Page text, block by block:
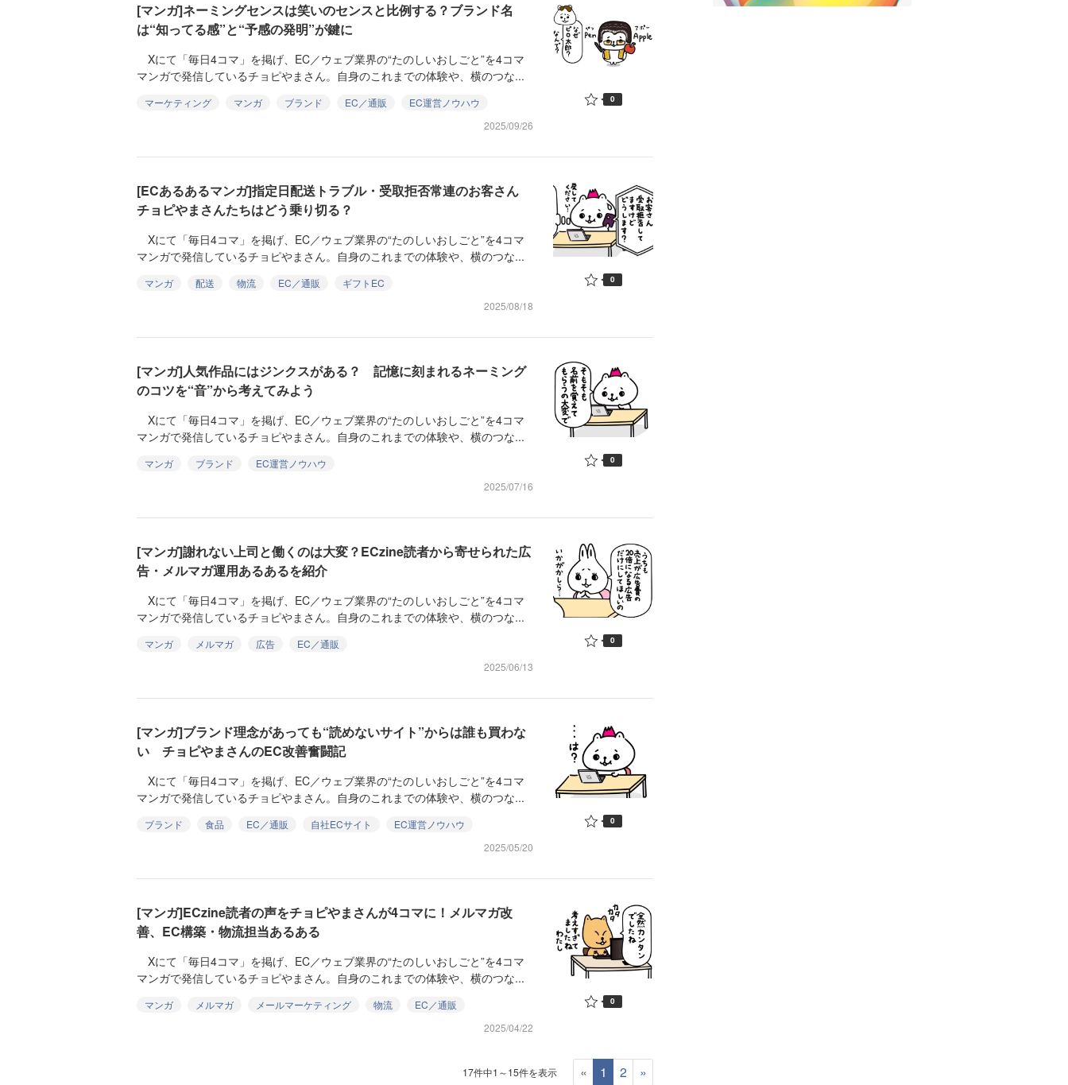
[マンガ]ネーミングセンスは笑いのセンスと比例する？ブランド名
は“知ってる感”と“予感の発明”が鍵に
Xにて「毎日4コマ」を掲げ、EC／ウェブ業界の“たのしいおしごと”を4コマ
マンガで発信しているチョピやまさん。自身のこれまでの体験や、横のつな...
マーケティング マンガ ブランド EC／通販
EC運営ノウハウ
2025/09/26
0
[ECあるあるマンガ]指定日配送トラブル・受取拒否常連のお客さん
チョピやまさんたちはどう乗り切る？
Xにて「毎日4コマ」を掲げ、EC／ウェブ業界の“たのしいおしごと”を4コマ
マンガで発信しているチョピやまさん。自身のこれまでの体験や、横のつな...
マンガ 配送 物流 EC／通販
ギフトEC
2025/08/18
0
[マンガ]人気作品にはジンクスがある？ 記憶に刻まれるネーミング
のコツを“音”から考えてみよう
Xにて「毎日4コマ」を掲げ、EC／ウェブ業界の“たのしいおしごと”を4コマ
マンガで発信しているチョピやまさん。自身のこれまでの体験や、横のつな...
マンガ ブランド
EC運営ノウハウ
2025/07/16
0
[マンガ]謝れない上司と働くのは大変？ECzine読者から寄せられた広
告・メルマガ運用あるあるを紹介
Xにて「毎日4コマ」を掲げ、EC／ウェブ業界の“たのしいおしごと”を4コマ
マンガで発信しているチョピやまさん。自身のこれまでの体験や、横のつな...
マンガ メルマガ 広告
EC／通販
2025/06/13
0
[マンガ]ブランド理念があっても“読めないサイト”からは誰も買わな
い チョピやまさんのEC改善奮闘記
Xにて「毎日4コマ」を掲げ、EC／ウェブ業界の“たのしいおしごと”を4コマ
マンガで発信しているチョピやまさん。自身のこれまでの体験や、横のつな...
ブランド 食品 EC／通販 自社ECサイト
EC運営ノウハウ
2025/05/20
0
[マンガ]ECzine読者の声をチョピやまさんが4コマに！メルマガ改
善、EC構築・物流担当あるある
Xにて「毎日4コマ」を掲げ、EC／ウェブ業界の“たのしいおしごと”を4コマ
マンガで発信しているチョピやまさん。自身のこれまでの体験や、横のつな...
マンガ メルマガ メールマーケティング 物流
EC／通販
2025/04/22
0
17件中1～15件を表示 « 1 2 »